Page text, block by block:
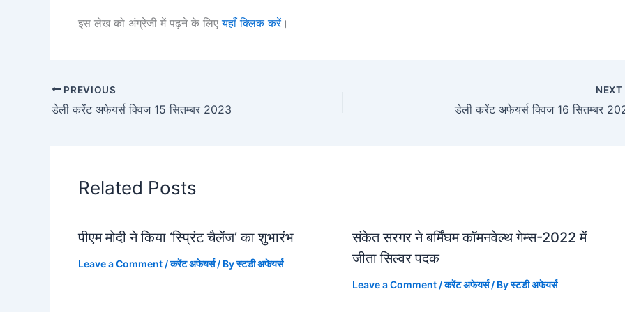
इस लेख को अंग्रेजी में पढ़ने के लिएयहाँ क्लिक करें।
PREVIOUS
डेली करेंट अफेयर्स क्विज 15 सितम्बर 2023
NEXT
डेली करेंट अफेयर्स क्विज 16 सितम्बर
Related Posts
पीएम मोदी ने किया ‘स्प्रिंट चैलेंज’ का शुभारंभ
Leave a Comment /करेंट अफेयर्स/ Byस्टडी अफेयर्स
संकेत सरगर ने बर्मिंघम कॉमनवेल्थ गेम्स-2022 में
जीता सिल्वर पदक
Leave a Comment /करेंट अफेयर्स/ Byस्टडी अफेयर्स